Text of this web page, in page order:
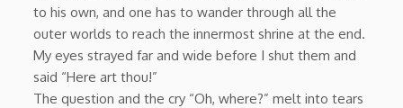
to his own, and one has to wander through all the
outer worlds to reach the innermost shrine at the end.
My eyes strayed far and wide before I shut them and
said “Here art thou!”
The question and the cry “Oh, where?” melt into tears